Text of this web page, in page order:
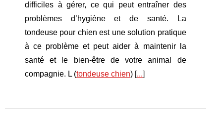
difficiles à gérer, ce qui peut entraîner des
problèmes d’hygiène et de santé. La
tondeuse pour chien est une solution pratique
à ce problème et peut aider à maintenir la
santé et le bien-être de votre animal de
compagnie. L (tondeuse chien) [...]